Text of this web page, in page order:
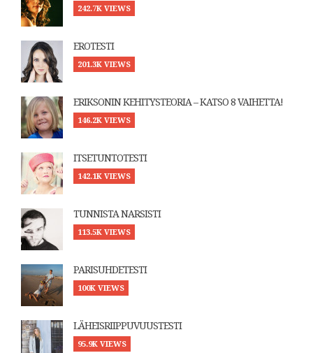
242.7K VIEWS
EROTESTI
201.3K VIEWS
ERIKSONIN KEHITYSTEORIA – KATSO 8 VAIHETTA!
146.2K VIEWS
ITSETUNTOTESTI
142.1K VIEWS
TUNNISTA NARSISTI
113.5K VIEWS
PARISUHDETESTI
100K VIEWS
LÄHEISRIIPPUVUUSTESTI
95.9K VIEWS